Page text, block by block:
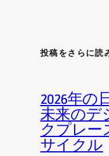
投稿をさらに読
2026年の
未来のデ
クプレー
サイクル